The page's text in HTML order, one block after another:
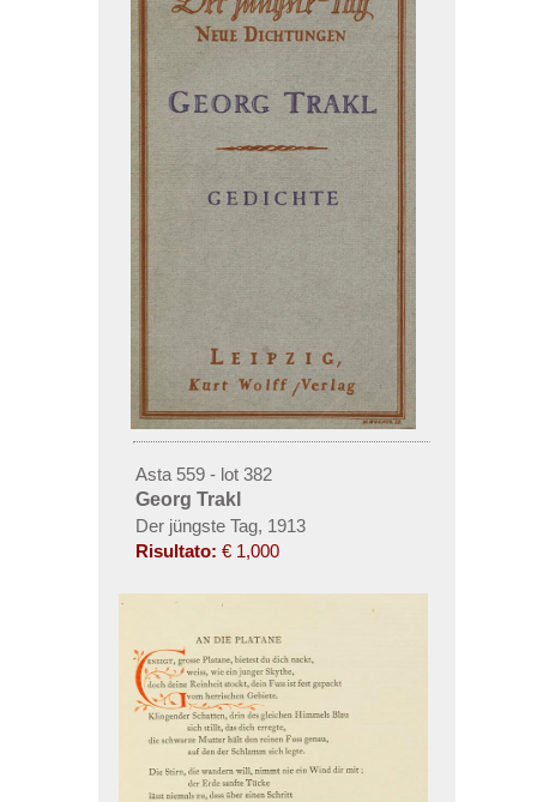
Asta 559 - lot 382
Georg Trakl
Der jüngste Tag, 1913
Risultato: € 1,000